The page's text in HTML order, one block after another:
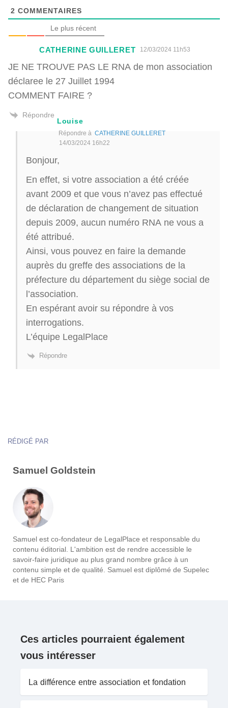
2 COMMENTAIRES
Le plus récent
CATHERINE GUILLERET 12/03/2024 11h53
JE NE TROUVE PAS LE RNA de mon association
déclaree le 27 Juillet 1994
COMMENT FAIRE ?
Répondre
Louise
Répondre à CATHERINE GUILLERET
14/03/2024 16h22
Bonjour,
En effet, si votre association a été créée
avant 2009 et que vous n’avez pas effectué
de déclaration de changement de situation
depuis 2009, aucun numéro RNA ne vous a
été attribué.
Ainsi, vous pouvez en faire la demande
auprès du greffe des associations de la
préfecture du département du siège social de
l’association.
En espérant avoir su répondre à vos
interrogations.
L’équipe LegalPlace
Répondre
RÉDIGÉ PAR
Samuel Goldstein
Samuel est co-fondateur de LegalPlace et responsable du
contenu éditorial. L'ambition est de rendre accessible le
savoir-faire juridique au plus grand nombre grâce à un
contenu simple et de qualité. Samuel est diplômé de Supelec
et de HEC Paris
Ces articles pourraient également
vous intéresser
La différence entre association et fondation